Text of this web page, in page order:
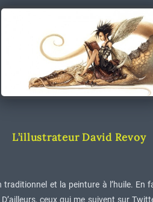
L’illustrateur David Revoy
traditionnel et la peinture à l’huile. En
ceux qui me suivent sur